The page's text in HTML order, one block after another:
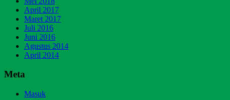
April 2017
Maret 2017
Juli 2016
Juni 2016
Agustus 2014
April 2014
Meta
Masuk